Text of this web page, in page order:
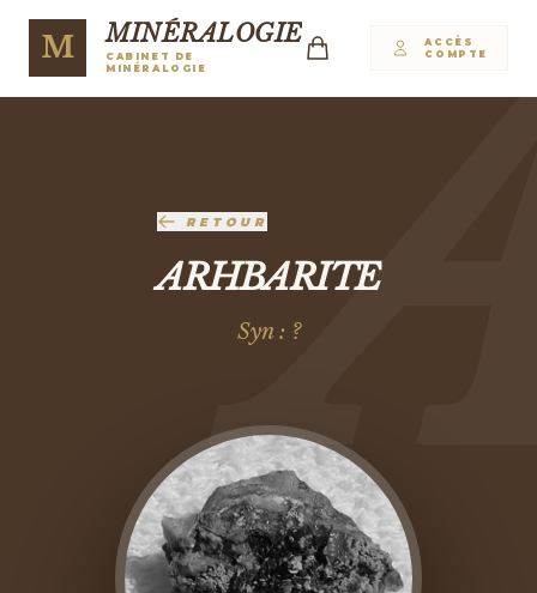
M MINÉRALOGIE
CABINET DE
MINÉRALOGIE
ACCÈS
COMPTE
RETOUR
ARHBARITE
Syn : ?